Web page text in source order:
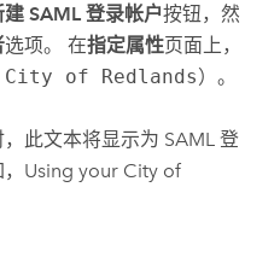
建 SAML 登录帐户按钮，然
选项。 在指定属性页面上，
City of Redlands）。
此文本将显示为 SAML 登
Using your City of